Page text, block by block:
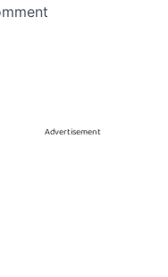
Advertisement